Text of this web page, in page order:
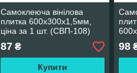
Самоклеюча вінілова
плитка 600х300х1,5мм,
ціна за 1 шт. (СВП-108)
Глянець SW-00000723
87₴
Купити
шт.
98